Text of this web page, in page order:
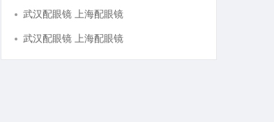
武汉配眼镜 上海配眼镜
武汉配眼镜 上海配眼镜